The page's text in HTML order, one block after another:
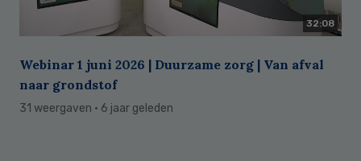
32:08
Webinar 1 juni 2026 | Duurzame zorg | Van afval
naar grondstof
31 weergaven · 6 jaar geleden